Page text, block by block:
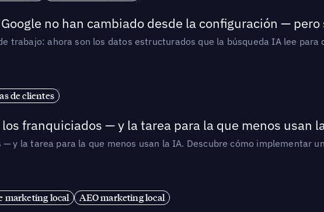
no han cambiado desde la configuración —
trabajo: ahora son los datos estructurados que la búsqueda IA lee para
de clientes
franquiciados — y la tarea para la que menos usan
y la tarea para la que menos usan la IA. Descubre cómo implementar
marketing local AEO marketing local